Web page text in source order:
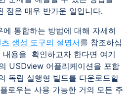
점은 매우 반가운 일입니다.
통합하는 방법에 대해 자세히
생성 도구의 설명서를 참조하십
용을 확인하고자 한다면 여기
USDview 어플리케이션을 포함
독립 실행형 빌드를 다운로드할
로우는 사용 가능한 거의 모든 주